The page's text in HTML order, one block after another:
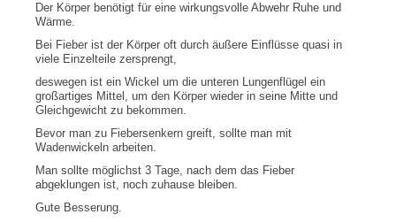
Der Körper benötigt für eine wirkungsvolle Abwehr Ruhe und
Wärme.
Bei Fieber ist der Körper oft durch äußere Einflüsse quasi in
viele Einzelteile zersprengt,
deswegen ist ein Wickel um die unteren Lungenflügel ein
großartiges Mittel, um den Körper wieder in seine Mitte und
Gleichgewicht zu bekommen.
Bevor man zu Fiebersenkern greift, sollte man mit
Wadenwickeln arbeiten.
Man sollte möglichst 3 Tage, nach dem das Fieber
abgeklungen ist, noch zuhause bleiben.
Gute Besserung.